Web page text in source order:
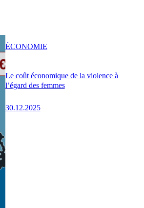
Le coût économique de la violence à
l’égard des femmes
30.12.2025
ÉCONOMIE